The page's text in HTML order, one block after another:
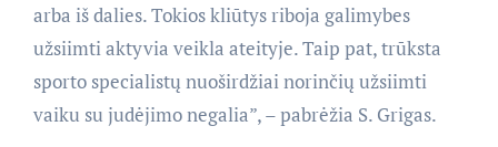
arba iš dalies. Tokios kliūtys riboja galimybes
užsiimti aktyvia veikla ateityje. Taip pat, trūksta
sporto specialistų nuoširdžiai norinčių užsiimti
vaiku su judėjimo negalia”, – pabrėžia S. Grigas.